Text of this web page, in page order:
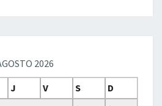
2026
J V S
D